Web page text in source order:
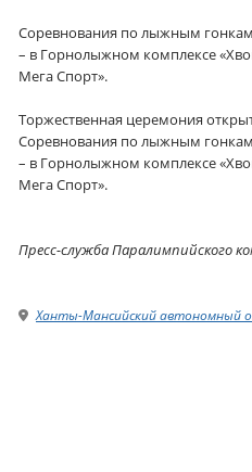
Соревнования по лыжным
– в Горнолыжном комплексе
Мега Спорт».
Торжественная церемония
Соревнования по лыжным
– в Горнолыжном комплексе
Мега Спорт».
Пресс-служба Паралимпийского
Ханты-Мансийский автономный